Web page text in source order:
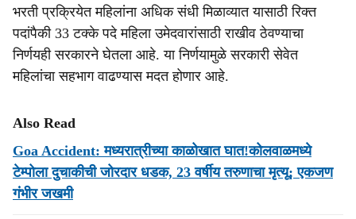
भरती प्रक्रियेत महिलांना अधिक संधी मिळाव्यात यासाठी रिक्त
पदांपैकी 33 टक्के पदे महिला उमेदवारांसाठी राखीव ठेवण्याचा
निर्णयही सरकारने घेतला आहे. या निर्णयामुळे सरकारी सेवेत
महिलांचा सहभाग वाढण्यास मदत होणार आहे.
Also Read
Goa Accident: मध्यरात्रीच्या काळोखात घात!कोलवाळमध्ये
टेम्पोला दुचाकीची जोरदार धडक, 23 वर्षीय तरुणाचा मृत्यू; एकजण
गंभीर जखमी